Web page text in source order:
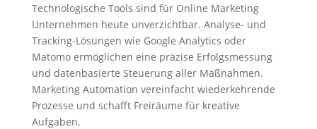
Technologische Tools sind für Online Marketing
Unternehmen heute unverzichtbar. Analyse- und
Tracking-Lösungen wie Google Analytics oder
Matomo ermöglichen eine präzise Erfolgsmessung
und datenbasierte Steuerung aller Maßnahmen.
Marketing Automation vereinfacht wiederkehrende
Prozesse und schafft Freiräume für kreative
Aufgaben.